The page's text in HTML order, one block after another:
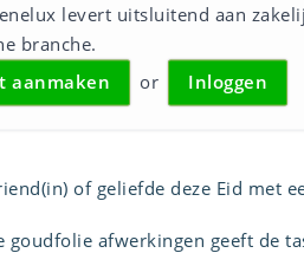
levert uitsluitend aan
branche.
aanmaken
or Inloggen
of geliefde deze Eid met
goudfolie afwerkingen geeft de